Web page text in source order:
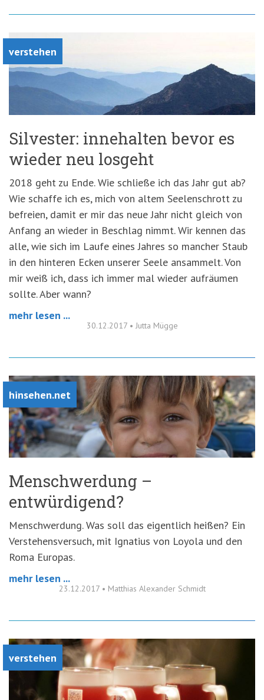
verstehen
Silvester: innehalten bevor es
wieder neu losgeht
2018 geht zu Ende. Wie schließe ich das Jahr gut ab?
Wie schaffe ich es, mich von altem Seelenschrott zu
befreien, damit er mir das neue Jahr nicht gleich von
Anfang an wieder in Beschlag nimmt. Wir kennen das
alle, wie sich im Laufe eines Jahres so mancher Staub
in den hinteren Ecken unserer Seele ansammelt. Von
mir weiß ich, dass ich immer mal wieder aufräumen
sollte. Aber wann?
mehr lesen ...
30.12.2017 • Jutta Mügge
hinsehen.net
Menschwerdung –
entwürdigend?
Menschwerdung. Was soll das eigentlich heißen? Ein
Verstehensversuch, mit Ignatius von Loyola und den
Roma Europas.
mehr lesen ...
23.12.2017 • Matthias Alexander Schmidt
verstehen